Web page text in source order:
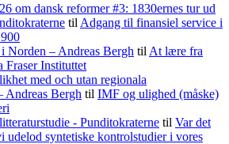
om dansk reformer #3: 1830ernes tur ud
til Adgang til finansiel service i
Norden – Andreas Bergh til At lære fra
Fraser Instituttet
med och utan regionala
Andreas Bergh til IMF og ulighed (måske)
- Punditokraterne til Var det
udelod syntetiske kontrolstudier i vores